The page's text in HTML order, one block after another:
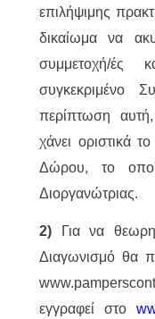
επιλήψιμης
δικαίωμα να
συμμετοχή/ές
συγκεκριμένο
περίπτωση
χάνει οριστικά
Δώρου, το
Διοργανώτριας.
2) Για να
Διαγωνισμό θα
εγγραφεί στο